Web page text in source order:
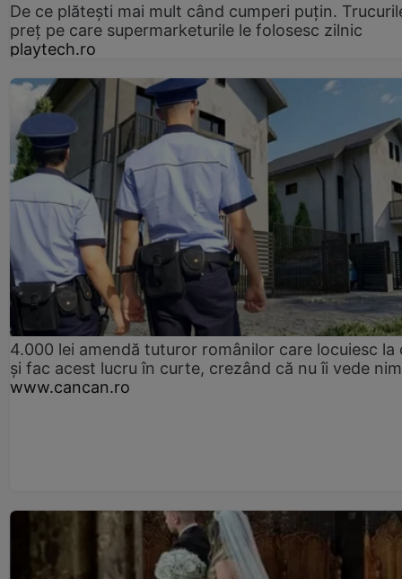
De ce plătești mai mult când cumperi puțin.
preț pe care supermarketurile le folosesc zilnic
playtech.ro
4.000 lei amendă tuturor românilor care locuiesc la
și fac acest lucru în curte, crezând că nu îi vede
www.cancan.ro